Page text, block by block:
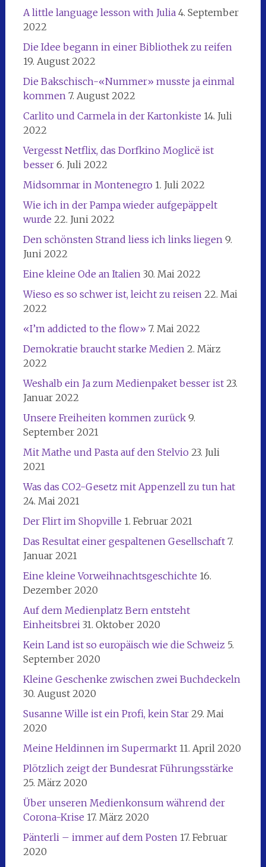
A little language lesson with Julia 4. September
2022
Die Idee begann in einer Bibliothek zu reifen
19. August 2022
Die Bakschisch-«Nummer» musste ja einmal
kommen 7. August 2022
Carlito und Carmela in der Kartonkiste 14. Juli
2022
Vergesst Netflix, das Dorfkino Moglicë ist
besser 6. Juli 2022
Midsommar in Montenegro 1. Juli 2022
Wie ich in der Pampa wieder aufgepäppelt
wurde 22. Juni 2022
Den schönsten Strand liess ich links liegen 9.
Juni 2022
Eine kleine Ode an Italien 30. Mai 2022
Wieso es so schwer ist, leicht zu reisen 22. Mai
2022
«I’m addicted to the flow» 7. Mai 2022
Demokratie braucht starke Medien 2. März
2022
Weshalb ein Ja zum Medienpaket besser ist 23.
Januar 2022
Unsere Freiheiten kommen zurück 9.
September 2021
Mit Mathe und Pasta auf den Stelvio 23. Juli
2021
Was das CO2-Gesetz mit Appenzell zu tun hat
24. Mai 2021
Der Flirt im Shopville 1. Februar 2021
Das Resultat einer gespaltenen Gesellschaft 7.
Januar 2021
Eine kleine Vorweihnachtsgeschichte 16.
Dezember 2020
Auf dem Medienplatz Bern entsteht
Einheitsbrei 31. Oktober 2020
Kein Land ist so europäisch wie die Schweiz 5.
September 2020
Kleine Geschenke zwischen zwei Buchdeckeln
30. August 2020
Susanne Wille ist ein Profi, kein Star 29. Mai
2020
Meine Heldinnen im Supermarkt 11. April 2020
Plötzlich zeigt der Bundesrat Führungsstärke
25. März 2020
Über unseren Medienkonsum während der
Corona-Krise 17. März 2020
Pänterli – immer auf dem Posten 17. Februar
2020